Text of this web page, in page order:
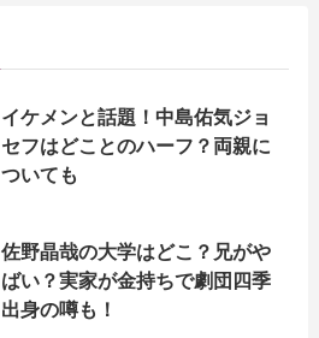
イケメンと話題！中島佑気ジョ
セフはどことのハーフ？両親に
ついても
佐野晶哉の大学はどこ？兄がや
ばい？実家が金持ちで劇団四季
出身の噂も！